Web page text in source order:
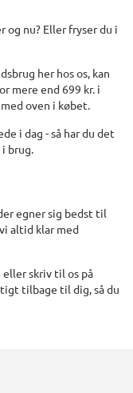
og nu? Eller fryser du i
her hos os, kan
mere end 699 kr. i
oven i købet.
i dag - så har du det
brug.
egner sig bedst til
altid klar med
eller skriv til os på
tilbage til dig, så du